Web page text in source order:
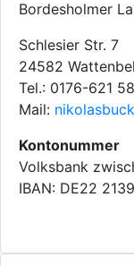
Bordesholmer
Schlesier Str. 7
24582
Tel.: 0176-621
Mail:
Kontonummer
Volksbank
IBAN: DE22